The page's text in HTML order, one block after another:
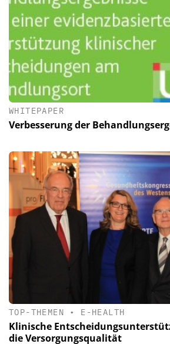
WHITEPAPER
Verbesserung der
TOP-THEMEN • E-HEALTH
Klinische
die Versorgungsqualität